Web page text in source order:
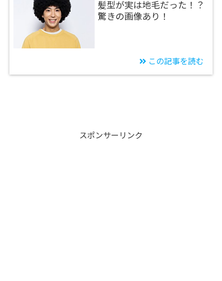
髪型が実は地毛だった！？
驚きの画像あり！
この記事を読む
スポンサーリンク